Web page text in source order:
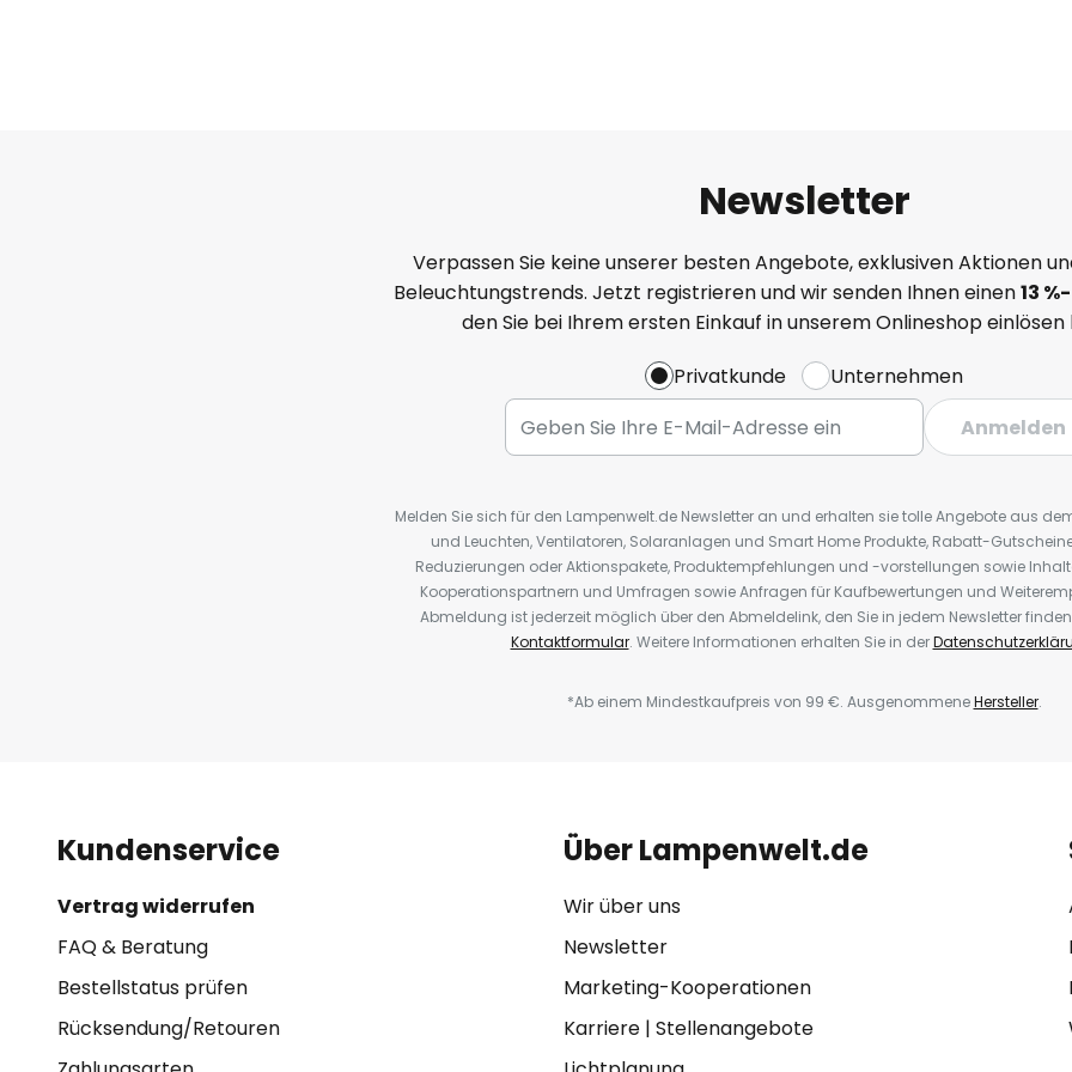
Newsletter
Verpassen Sie keine unserer besten Angebote, exklusiven Aktionen
Beleuchtungstrends. Jetzt registrieren und wir senden Ihnen einen13 %
den Sie bei Ihrem ersten Einkauf in unserem Onlineshop
Privatkunde
Unternehmen
Anmelden
Melden Sie sich für den Lampenwelt.de Newsletter an und erhalten sie tolle Angebote aus
und Leuchten, Ventilatoren, Solaranlagen und Smart Home Produkte, Rabatt-
Reduzierungen oder Aktionspakete, Produktempfehlungen und -vorstellungen sowie
Kooperationspartnern und Umfragen sowie Anfragen für Kaufbewertungen und
Abmeldung ist jederzeit möglich über den Abmeldelink, den Sie in jedem Newsletter
Kontaktformular. Weitere Informationen erhalten Sie in der
*Ab einem Mindestkaufpreis von 99 €. AusgenommeneHersteller.
Kundenservice
Vertrag widerrufen
FAQ & Beratung
Bestellstatus prüfen
Rücksendung/Retouren
Über Lampenwelt.de
Wir über uns
Newsletter
Marketing-Kooperationen
Karriere| Stellenangebote